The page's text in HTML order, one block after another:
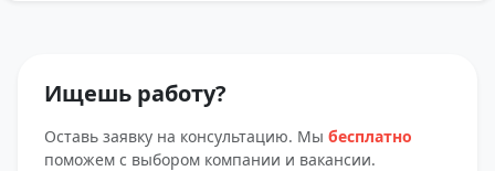
Ищешь работу?
Оставь заявку на консультацию. Мы бесплатно
поможем с выбором компании и вакансии.